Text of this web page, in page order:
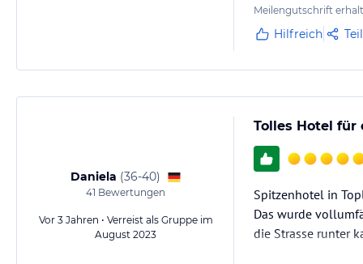
Meilengutschrift
Hilfreich
Daniela (36-40)
41 Bewertungen
Vor 3 Jahren • Verreist als Gruppe im
August 2023
Tolles Hotel
Spitzenhotel in
Das wurde
die Strasse runter